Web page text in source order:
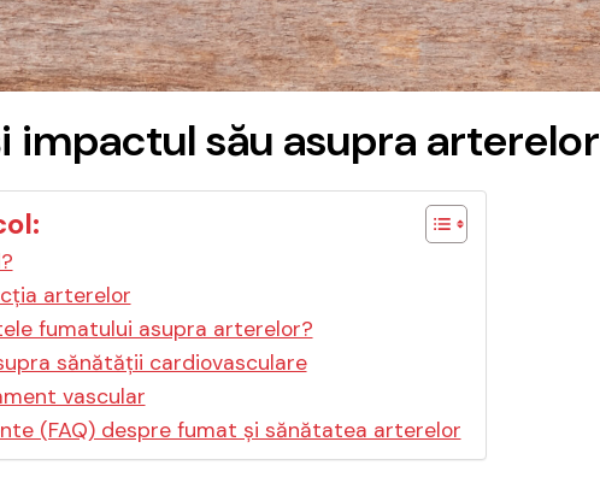
impactul său asupra arterelor
arterelor
fumatului asupra arterelor?
sănătății cardiovasculare
vascular
(FAQ) despre fumat și sănătatea arterelor